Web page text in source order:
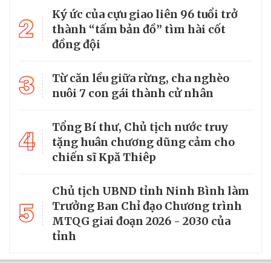
2
Ký ức của cựu giao liên 96 tuổi trở
thành “tấm bản đồ” tìm hài cốt
đồng đội
3
Từ căn lều giữa rừng, cha nghèo
nuôi 7 con gái thành cử nhân
4
Tổng Bí thư, Chủ tịch nước truy
tặng huân chương dũng cảm cho
chiến sĩ Kpă Thiêp
5
Chủ tịch UBND tỉnh Ninh Bình làm
Trưởng Ban Chỉ đạo Chương trình
MTQG giai đoạn 2026 - 2030 của
tỉnh